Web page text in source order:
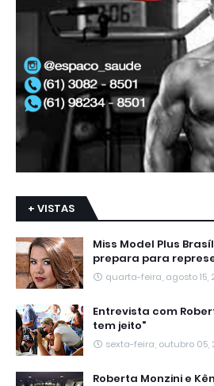
+ VISTAS
Miss Model Plus
prepara para
quarta-feira, agosto 15,
Entrevista com
tem jeito"
sexta-feira, outubro 05,
Roberta Monzini e